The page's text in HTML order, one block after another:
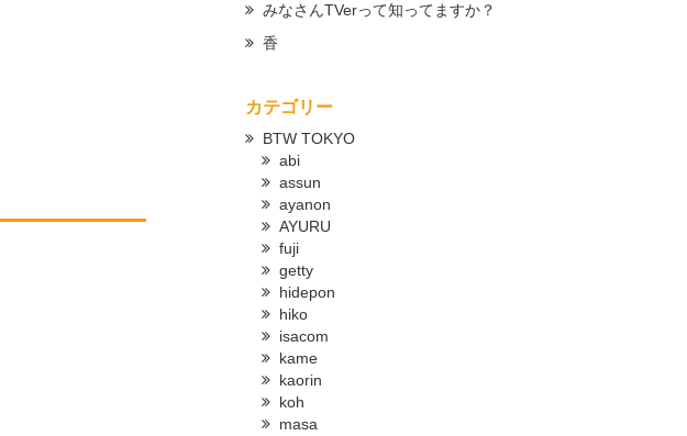
みなさんTVerって知ってますか？
香
カテゴリー
BTW TOKYO
abi
assun
ayanon
AYURU
fuji
getty
hidepon
hiko
isacom
kame
kaorin
koh
masa